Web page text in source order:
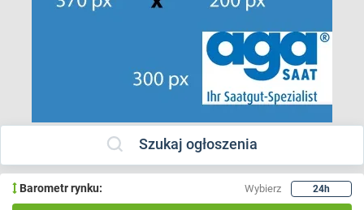
Szukaj ogłoszenia
Barometr rynku: Wybierz 24h